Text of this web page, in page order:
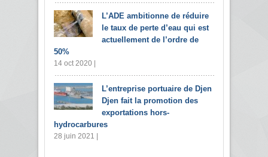
L’ADE ambitionne de réduire
le taux de perte d’eau qui est
actuellement de l’ordre de
50%
14 oct 2020 |
L’entreprise portuaire de Djen
Djen fait la promotion des
exportations hors-
hydrocarbures
28 juin 2021 |